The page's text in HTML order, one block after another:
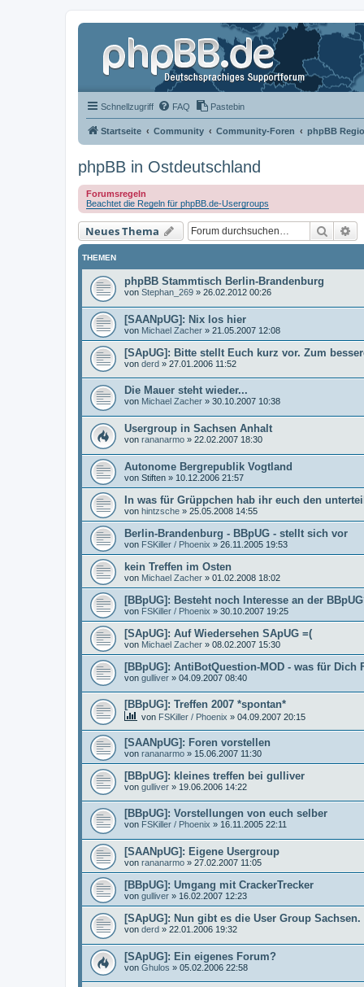
Schnellzugriff FAQ Pastebin
Startseite Community Community-Foren phpBB
phpBB in Ostdeutschland
Forumsregeln
Beachtet die Regeln für phpBB.de-Usergroups
Neues Thema Suche
THEMEN
phpBB Stammtisch Berlin-Brandenburg
von Stephan_269 » 26.02.2012 00:26
[SAANpUG]: Nix los hier
von Michael Zacher » 21.05.2007 12:08
[SApUG]: Bitte stellt Euch kurz vor. Zum
von derd » 27.01.2006 11:52
Die Mauer steht wieder...
von Michael Zacher » 30.10.2007 10:38
Usergroup in Sachsen Anhalt
von rananarmo » 22.02.2007 18:30
Autonome Bergrepublik Vogtland
von Stiften » 10.12.2006 21:57
In was für Grüppchen hab ihr euch den
von hintzsche » 25.05.2008 14:55
Berlin-Brandenburg - BBpUG - stellt sich vor
von FSKiller / Phoenix » 26.11.2005 19:53
kein Treffen im Osten
von Michael Zacher » 01.02.2008 18:02
[BBpUG]: Besteht noch Interesse an der
von FSKiller / Phoenix » 30.10.2007 19:25
[SApUG]: Auf Wiedersehen SApUG =(
von Michael Zacher » 08.02.2007 15:30
[BBpUG]: AntiBotQuestion-MOD - was für Dich
von gulliver » 04.09.2007 08:40
[BBpUG]: Treffen 2007 *spontan*
von FSKiller / Phoenix » 04.09.2007 20:15
[SAANpUG]: Foren vorstellen
von rananarmo » 15.06.2007 11:30
[BBpUG]: kleines treffen bei gulliver
von gulliver » 19.06.2006 14:22
[BBpUG]: Vorstellungen von euch selber
von FSKiller / Phoenix » 16.11.2005 22:11
[SAANpUG]: Eigene Usergroup
von rananarmo » 27.02.2007 11:05
[BBpUG]: Umgang mit CrackerTrecker
von gulliver » 16.02.2007 12:23
[SApUG]: Nun gibt es die User Group Sachsen.
von derd » 22.01.2006 19:32
[SApUG]: Ein eigenes Forum?
von Ghulos » 05.02.2006 22:58